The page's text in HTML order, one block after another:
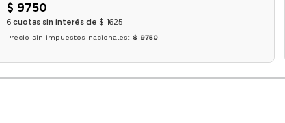
$ 9750
6 cuotas sin interés de $ 1625
Precio sin impuestos nacionales: $ 9750